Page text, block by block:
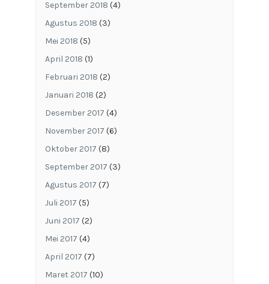
September 2018 (4)
Agustus 2018 (3)
Mei 2018 (5)
April 2018 (1)
Februari 2018 (2)
Januari 2018 (2)
Desember 2017 (4)
November 2017 (6)
Oktober 2017 (8)
September 2017 (3)
Agustus 2017 (7)
Juli 2017 (5)
Juni 2017 (2)
Mei 2017 (4)
April 2017 (7)
Maret 2017 (10)